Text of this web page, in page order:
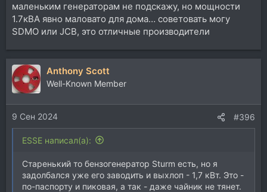
маленьким генераторам не подскажу, но мощности
1.7кВА явно маловато для дома… советовать могу
SDMO или JCB, это отличные производители
Anthony Scott
Well-Known Member
9 Сен 2024 #396
ESSE написал(а):
Старенький то бензогенератор Sturm есть, но я
задолбался уже его заводить и выхлоп - 1,7 кВт. Это -
по-паспорту и пиковая, а так - даже чайник не тянет.